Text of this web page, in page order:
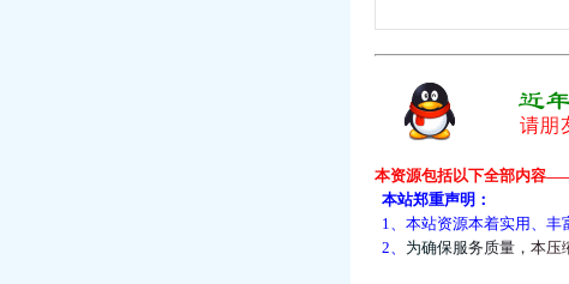
本资源包括以下全部内容
本站郑重声明：
1、本站资源本着实用、丰
2、 为确保服务质量 ， 本压